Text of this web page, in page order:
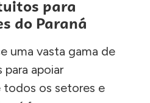
para
do Paraná
uma vasta gama de
apoiar
todos os setores e